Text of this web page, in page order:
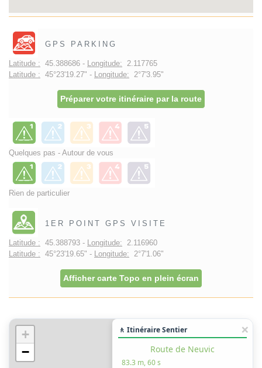
GPS PARKING
Latitude : 45.388686 - Longitude: 2.117765
Latitude : 45°23'19.27" - Longitude: 2°7'3.95"
Préparer votre itinéraire par la route
Quelques pas - Autour de vous
Rien de particulier
1ER POINT GPS VISITE
Latitude : 45.388793 - Longitude: 2.116960
Latitude : 45°23'19.65" - Longitude: 2°7'1.06"
Afficher carte Topo en plein écran
+
−
🚶 Itinéraire Sentier
Route de Neuvic
83.3 m, 60 s